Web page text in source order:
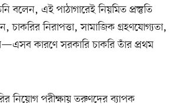
বলেন, এই পাঠাগারেই নিয়মিত প্রস্তুতি
চাকরির নিরাপত্তা, সামাজিক গ্রহণযোগ্যতা,
কারণে সরকারি চাকরি তাঁর প্রথম
নিয়োগ পরীক্ষায় তরুণদের ব্যাপক